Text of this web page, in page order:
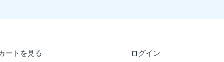
ートを見る ログイン